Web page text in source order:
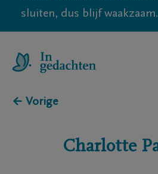
sluiten, dus blijf waakzaam.
← Vorige
Charlotte